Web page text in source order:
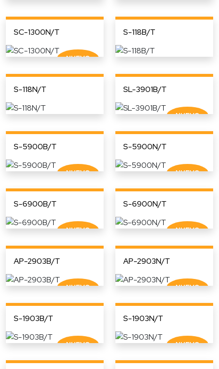
SC-1300N/T S-118B/T
S-118N/T SL-3901B/T
S-5900B/T S-5900N/T
S-6900B/T S-6900N/T
AP-2903B/T AP-2903N/T
S-1903B/T S-1903N/T